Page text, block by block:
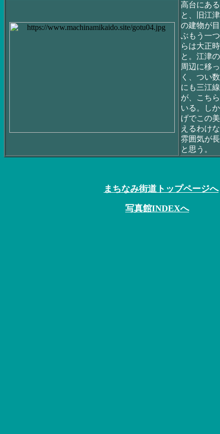
高台にあ
と、旧江
の建物が
ぶもう一
らは大正
と。江津
周辺に移
く、つい
にも三江
が、こち
いる。し
げでこの
えるわけ
雰囲気が
と思う。
まちなみ街道トップページへ
写真館INDEXへ